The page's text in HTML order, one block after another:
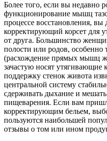
Более того, если вы недавно
функционирование мышц
процессе восстановления,
корректирующий корсет для
от друга. Большинство
полости или родов, особенно
(расхождение прямых мышц
зачастую носят
поддержку стенок живота
центральной систему
сдерживать дыхание и
пищеварения. Если вам
корректирующим бельем,
пользуются наибольшей
отзывы о том или ином